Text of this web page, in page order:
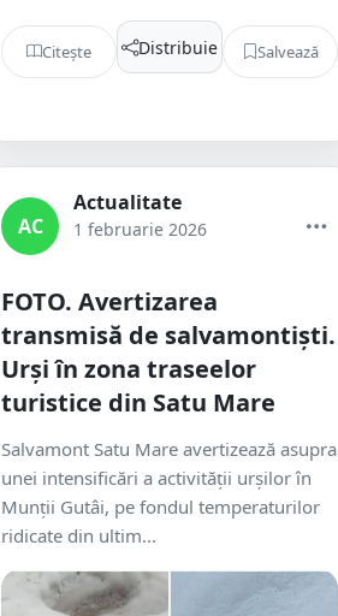
Citește Distribuie Salvează
AC
Actualitate
1 februarie 2026
FOTO. Avertizarea
transmisă de salvamontiști.
Urși în zona traseelor
turistice din Satu Mare
Salvamont Satu Mare avertizează asupra
unei intensificări a activității urșilor în
Munții Gutâi, pe fondul temperaturilor
ridicate din ultim...